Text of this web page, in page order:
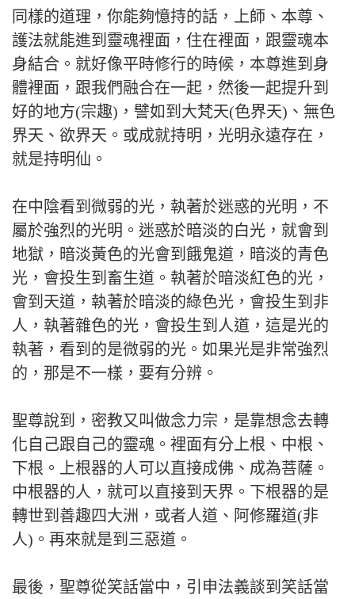
同樣的道理，你能夠憶持的話，上師、本尊、
護法就能進到靈魂裡面，住在裡面，跟靈魂本
身結合。就好像平時修行的時候，本尊進到身
體裡面，跟我們融合在一起，然後一起提升到
好的地方(宗趣)，譬如到大梵天(色界天)、無色
界天、欲界天。或成就持明，光明永遠存在，
就是持明仙。
在中陰看到微弱的光，執著於迷惑的光明，不
屬於強烈的光明。迷惑於暗淡的白光，就會到
地獄，暗淡黃色的光會到餓鬼道，暗淡的青色
光，會投生到畜生道。執著於暗淡紅色的光，
會到天道，執著於暗淡的綠色光，會投生到非
人，執著雜色的光，會投生到人道，這是光的
執著，看到的是微弱的光。如果光是非常強烈
的，那是不一樣，要有分辨。
聖尊說到，密教又叫做念力宗，是靠想念去轉
化自己跟自己的靈魂。裡面有分上根、中根、
下根。上根器的人可以直接成佛、成為菩薩。
中根器的人，就可以直接到天界。下根器的是
轉世到善趣四大洲，或者人道、阿修羅道(非
人)。再來就是到三惡道。
最後，聖尊從笑話當中，引申法義談到笑話當